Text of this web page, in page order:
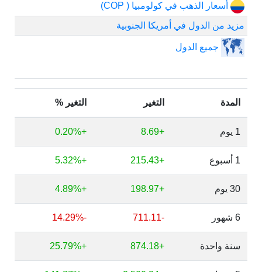
أسعار الذهب في كولومبيا ( COP)
مزيد من الدول في أمريكا الجنوبية
جميع الدول
المدة التغير التغير %
1 يوم +8.69
+0.20%
1 أسبوع +215.43
+5.32%
30 يوم +198.97
+4.89%
6 شهور -711.11
-14.29%
سنة واحدة +874.18
+25.79%